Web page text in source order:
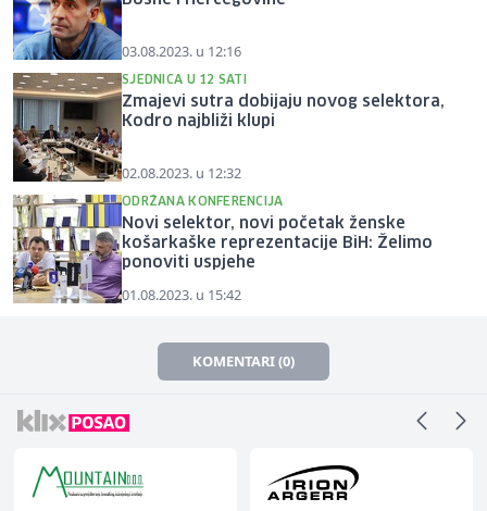
03.08.2023. u 12:16
SJEDNICA U 12 SATI
Zmajevi sutra dobijaju novog selektora,
Kodro najbliži klupi
02.08.2023. u 12:32
ODRŽANA KONFERENCIJA
Novi selektor, novi početak ženske
košarkaške reprezentacije BiH: Želimo
ponoviti uspjehe
01.08.2023. u 15:42
KOMENTARI (0)